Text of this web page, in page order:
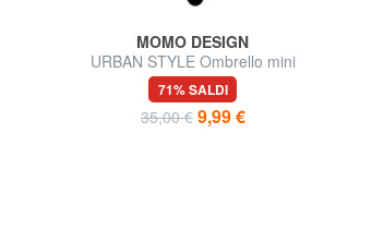
MOMO DESIGN
URBAN STYLE Ombrello mini
71% SALDI
35,00 € 9,99 €